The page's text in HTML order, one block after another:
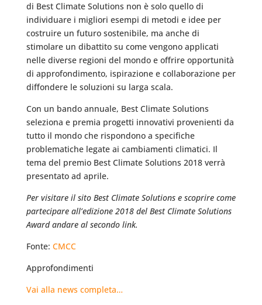
di Best Climate Solutions non è solo quello di
individuare i migliori esempi di metodi e idee per
costruire un futuro sostenibile, ma anche di
stimolare un dibattito su come vengono applicati
nelle diverse regioni del mondo e offrire opportunità
di approfondimento, ispirazione e collaborazione per
diffondere le soluzioni su larga scala.
Con un bando annuale, Best Climate Solutions
seleziona e premia progetti innovativi provenienti da
tutto il mondo che rispondono a specifiche
problematiche legate ai cambiamenti climatici. Il
tema del premio Best Climate Solutions 2018 verrà
presentato ad aprile.
Per visitare il sito Best Climate Solutions e scoprire come
partecipare all’edizione 2018 del Best Climate Solutions
Award andare al secondo link.
Fonte: CMCC
Approfondimenti
Vai alla news completa…